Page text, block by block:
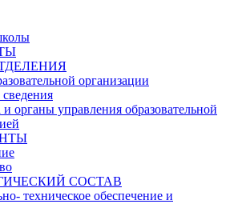
организации
и органы управления образовательной
СОСТАВ
техническое обеспечение и